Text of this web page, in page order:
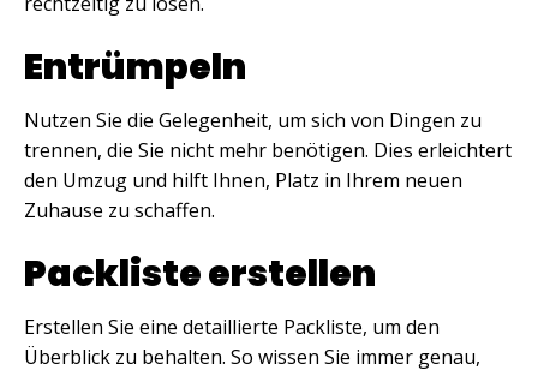
Entrümpeln
Nutzen Sie die Gelegenheit, um sich von Dingen zu
trennen, die Sie nicht mehr benötigen. Dies erleichtert
den Umzug und hilft Ihnen, Platz in Ihrem neuen
Zuhause zu schaffen.
Packliste erstellen
Erstellen Sie eine detaillierte Packliste, um den
Überblick zu behalten. So wissen Sie immer genau,